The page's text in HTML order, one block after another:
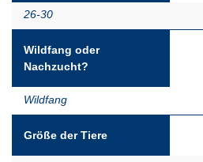
26-30
Wildfang oder
Nachzucht?
Wildfang
Größe der Tiere